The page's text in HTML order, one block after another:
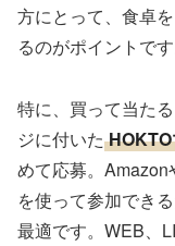
方にとって、食卓
るのがポイントです
特に、買って当た
ジに付いた
めて応募。
を使って参加でき
最適です。WEB、